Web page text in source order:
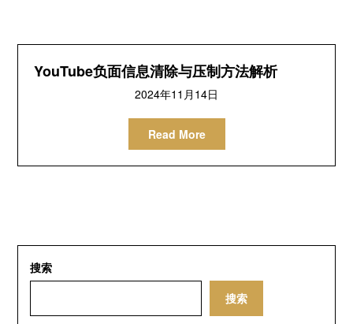
YouTube负面信息清除与压制方法解析
2024年11月14日
Read More
搜索
搜索